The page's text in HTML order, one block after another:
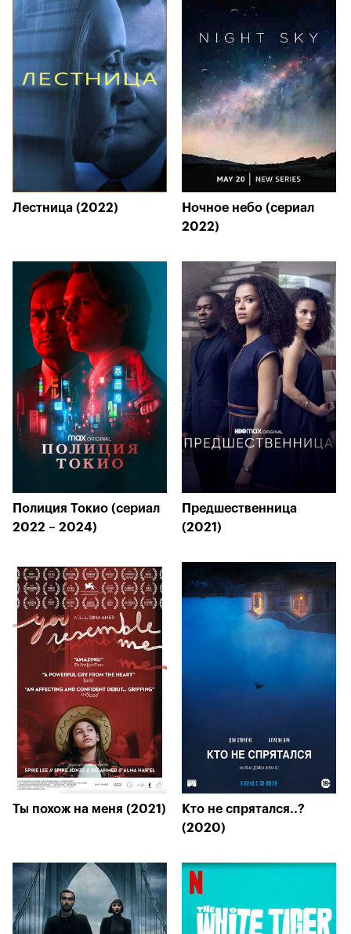
Лестница (2022)
Ночное небо (сериал
2022)
Полиция Токио (сериал
2022 – 2024)
Предшественница
(2021)
Ты похож на меня (2021)
Кто не спрятался..?
(2020)